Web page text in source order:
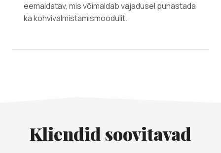
eemaldatav, mis võimaldab vajadusel puhastada
ka kohvivalmistamismoodulit.
Kliendid soovitavad